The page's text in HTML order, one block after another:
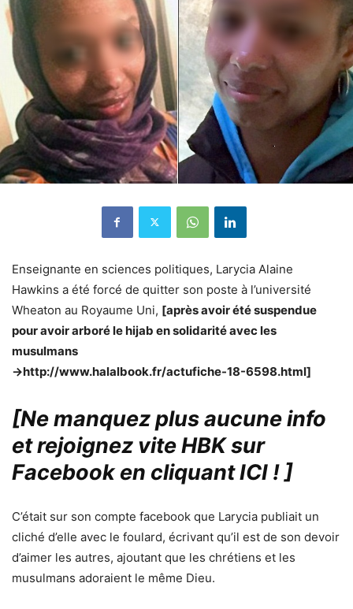
Enseignante en sciences politiques, Larycia Alaine
Hawkins a été forcé de quitter son poste à l’université
Wheaton au Royaume Uni, [après avoir été suspendue
pour avoir arboré le hijab en solidarité avec les
musulmans
->http://www.halalbook.fr/actufiche-18-6598.html]
[Ne manquez plus aucune info
et rejoignez vite HBK sur
Facebook en cliquant ICI !]
C’était sur son compte facebook que Larycia publiait un
cliché d’elle avec le foulard, écrivant qu’il est de son devoir
d’aimer les autres, ajoutant que les chrétiens et les
musulmans adoraient le même Dieu.